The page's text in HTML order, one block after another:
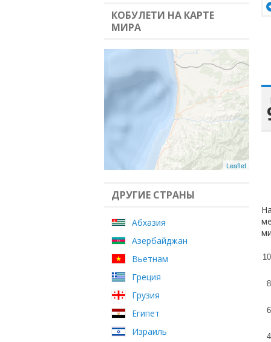
КОБУЛЕТИ НА КАРТЕ
МИРА
Leaflet
ДРУГИЕ СТРАНЫ
Абхазия
Азербайджан
Вьетнам
Греция
Грузия
Египет
Израиль